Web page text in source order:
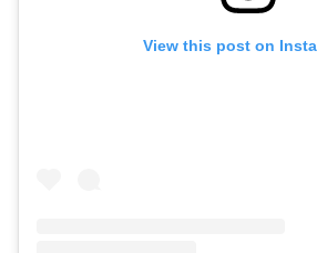
View this post on